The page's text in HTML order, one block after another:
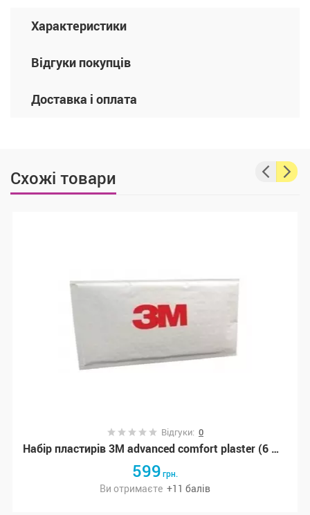
Характеристики
Відгуки покупців
Доставка і оплата
Схожі товари
Відгуки: 0
Набір пластирів 3M advanced comfort plaster (6 шт), підвищений комфорт
599грн.
Ви отримаєте +11 балів